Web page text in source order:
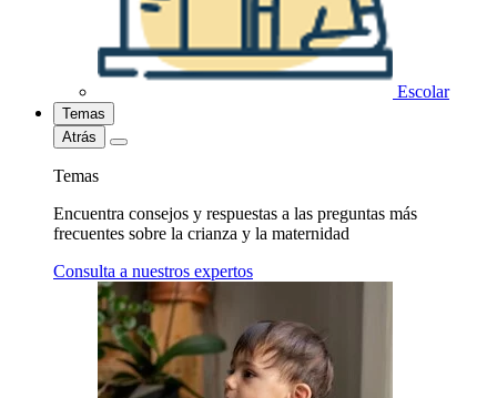
Escolar
Temas
Atrás
Temas
Encuentra consejos y respuestas a las preguntas más
frecuentes sobre la crianza y la maternidad
Consulta a nuestros expertos